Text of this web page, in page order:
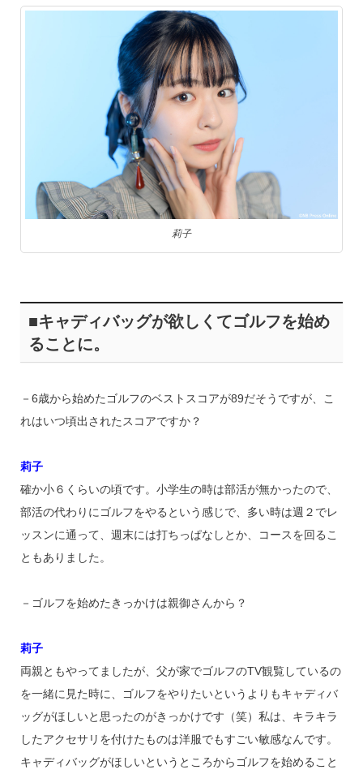
莉子
■キャディバッグが欲しくてゴルフを始め
ることに。
－6歳から始めたゴルフのベストスコアが89だそうですが、こ
れはいつ頃出されたスコアですか？
莉子
確か小６くらいの頃です。小学生の時は部活が無かったので、
部活の代わりにゴルフをやるという感じで、多い時は週２でレ
ッスンに通って、週末には打ちっぱなしとか、コースを回るこ
ともありました。
－ゴルフを始めたきっかけは親御さんから？
莉子
両親ともやってましたが、父が家でゴルフのTV観覧しているの
を一緒に見た時に、ゴルフをやりたいというよりもキャディバ
ッグがほしいと思ったのがきっかけです（笑）私は、キラキラ
したアクセサリを付けたものは洋服でもすごい敏感なんです。
キャディバッグがほしいというところからゴルフを始めること